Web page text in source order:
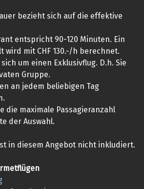
bezieht sich auf die effektive
entspricht 90-120 Minuten. Ein
wird mit CHF 130.-/h berechnet.
um einen Exklusivflug. D.h. Sie
Gruppe.
an jedem beliebigen Tag
die maximale Passagieranzahl
der Auswahl.
in diesem Angebot nicht inkludiert.